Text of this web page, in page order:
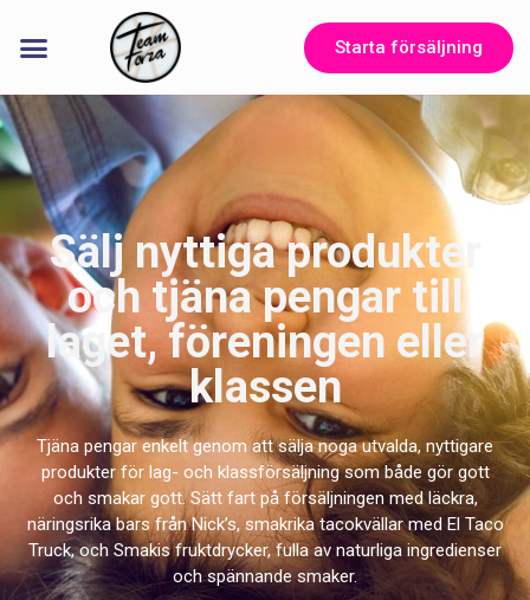
Starta försäljning
Sälj nyttiga produkter
och tjäna pengar till
laget, föreningen eller
klassen
Tjäna pengar enkelt genom att sälja noga utvalda, nyttigare
produkter för lag- och klassförsäljning som både gör gott
och smakar gott. Sätt fart på försäljningen med läckra,
näringsrika bars från Nick’s, smakrika tacokvällar med El Taco
Truck, och Smakis fruktdrycker, fulla av naturliga ingredienser
och spännande smaker.